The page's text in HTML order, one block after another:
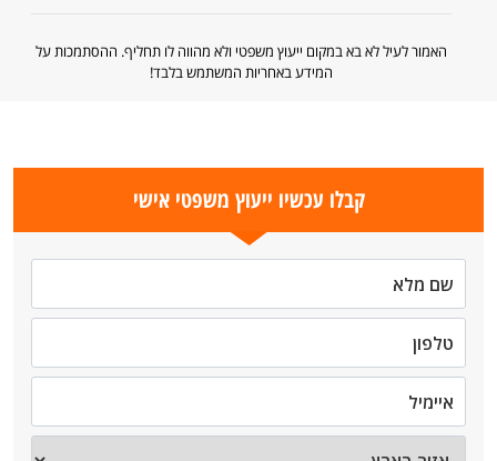
האמור לעיל לא בא במקום ייעוץ משפטי ולא מהווה לו תחליף. ההסתמכות על
המידע באחריות המשתמש בלבד!
קבלו עכשיו ייעוץ משפטי אישי